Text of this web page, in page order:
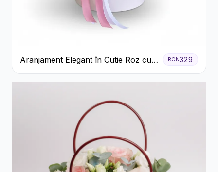
Aranjament Elegant în Cutie Roz cu
Trandafiri și Gerbera
RON329